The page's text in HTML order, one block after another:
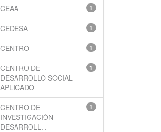
1
CEAA
1
CEDESA
1
CENTRO
1
CENTRO DE
DESARROLLO SOCIAL
APLICADO
1
CENTRO DE
INVESTIGACIÓN
DESARROLL...